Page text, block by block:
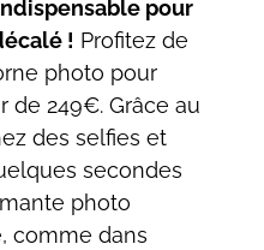
pour
! Profitez de
photo pour
de 249€. Grâce au
des selfies et
secondes
photo
comme dans